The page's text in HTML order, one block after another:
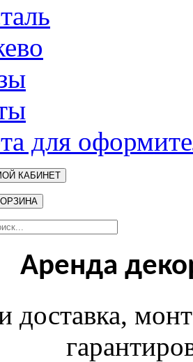
для
КАБИНЕТ
Аренда
доставка,